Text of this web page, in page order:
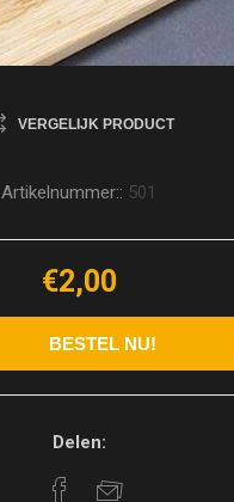
VERGELIJK PRODUCT
Artikelnummer:: 501
€2,00
Delen: